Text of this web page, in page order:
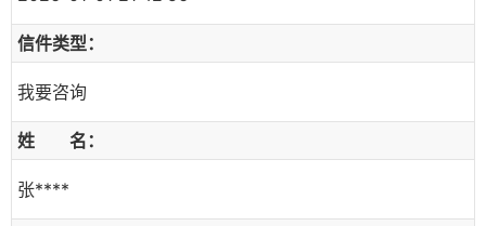
信件类型：
我要咨询
姓 名：
张****